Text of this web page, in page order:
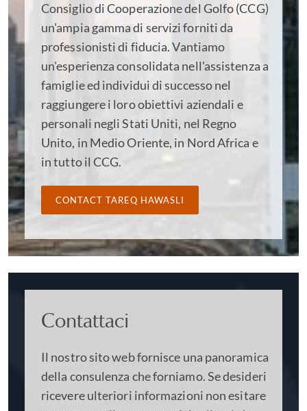
Consiglio di Cooperazione del Golfo (CCG)
un'ampia gamma di servizi forniti da
professionisti di fiducia. Vantiamo
un'esperienza consolidata nell'assistenza a
famiglie ed individui di successo nel
raggiungere i loro obiettivi aziendali e
personali negli Stati Uniti, nel Regno
Unito, in Medio Oriente, in Nord Africa e
in tutto il CCG.
CONTACT TAREQ HAWASLI
Contattaci
Il nostro sito web fornisce una panoramica
della consulenza che forniamo. Se desideri
ricevere ulteriori informazioni non esitare